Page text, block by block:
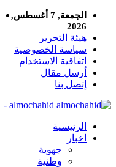
الجمعة, 7 أغسطس,
2026
هيئة التحرير
سياسة الخصوصية
اتفاقية الاستخدام
أرسل مقال
إتصل بنا
almochahid -
الرئيسية
اخبار
جهوية
وطنية